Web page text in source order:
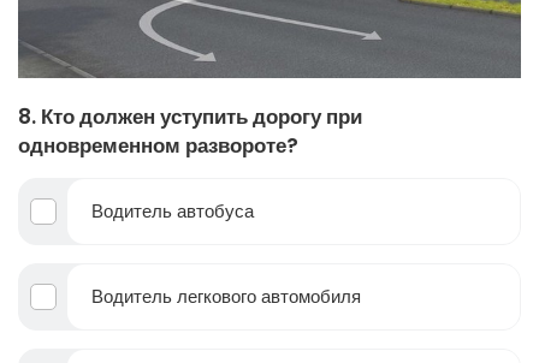
8. Кто должен уступить дорогу при
одновременном развороте?
Водитель автобуса
Водитель легкового автомобиля